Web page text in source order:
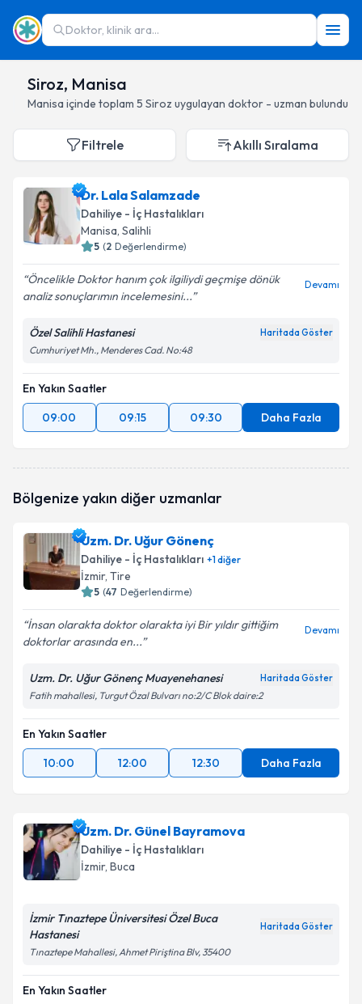
Doktor, klinik ara...
Siroz, Manisa
Manisa içinde toplam 5 Siroz uygulayan doktor - uzman bulundu
Filtrele Akıllı Sıralama
Dr. Lala Salamzade
Dahiliye - İç Hastalıkları
Manisa, Salihli
5 (2 Değerlendirme)
Öncelikle Doktor hanım çok ilgiliydi geçmişe dönük
analiz sonuçlarımın incelemesini...
Devamı
Özel Salihli Hastanesi Haritada Göster
Cumhuriyet Mh., Menderes Cad. No:48
En Yakın Saatler
09:00
09:15 09:30 Daha Fazla
Bölgenize yakın diğer uzmanlar
Uzm. Dr. Uğur Gönenç
Dahiliye - İç Hastalıkları +1diğer
İzmir, Tire
5 (47 Değerlendirme)
İnsan olarakta doktor olarakta iyi Bir yıldır gittiğim
doktorlar arasında en...
Devamı
Uzm. Dr. Uğur Gönenç Muayenehanesi Haritada Göster
Fatih mahallesi, Turgut Özal Bulvarı no:2/C Blok daire:2
En Yakın Saatler
10:00
12:00 12:30 Daha Fazla
Uzm. Dr. Günel Bayramova
Dahiliye - İç Hastalıkları
İzmir, Buca
İzmir Tınaztepe Üniversitesi Özel Buca
Hastanesi
Haritada Göster
Tınaztepe Mahallesi, Ahmet Piriştina Blv, 35400
En Yakın Saatler